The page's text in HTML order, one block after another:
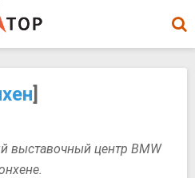
]
выставочный центр BMW